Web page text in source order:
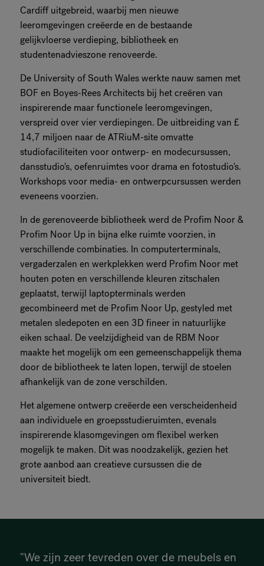
Cardiff uitgebreid, waarbij men nieuwe
leeromgevingen creëerde en de bestaande
gelijkvloerse verdieping, bibliotheek en
studentenadvieszone renoveerde.
De University of South Wales werkte nauw samen met
BOF en Boyes-Rees Architects bij het creëren van
inspirerende maar functionele leeromgevingen,
verspreid over vier verdiepingen. De uitbreiding van £
14,7 miljoen naar de ATRiuM-site omvatte
studiofaciliteiten voor ontwerp- en modecursussen,
dansstudio's, oefenruimtes voor drama en fotostudio's.
Workshops voor media- en ontwerpcursussen werden
eveneens voorzien.
In de gerenoveerde bibliotheek werd de Profim Noor &
Profim Noor Up in bijna elke ruimte voorzien, in
verschillende combinaties. In computerterminals,
vergaderzalen en werkplekken werd Profim Noor met
houten poten en verschillende kleuren zitschalen
geplaatst, terwijl laptopterminals werden
gecombineerd met de Profim Noor Up, gestyled met
metalen sledepoten en een 3D fineer in natuurlijke
eiken schaal. De veelzijdigheid van de RBM Noor
maakte het mogelijk om een gemeenschappelijk thema
door de bibliotheek te laten lopen, terwijl de stoelen
afhankelijk van de zone verschilden.
Het algemene ontwerp creëerde een verscheidenheid
aan individuele en groepsstudieruimten, evenals
inspirerende klasomgevingen om flexibel werken
mogelijk te maken. Dit was noodzakelijk, gezien het
grote aanbod aan creatieve cursussen die de
universiteit biedt.
"We zijn zeer tevreden over de meubels en